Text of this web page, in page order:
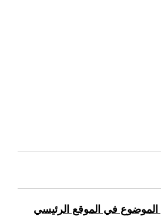
الموضوع في الموقع الرئيسي